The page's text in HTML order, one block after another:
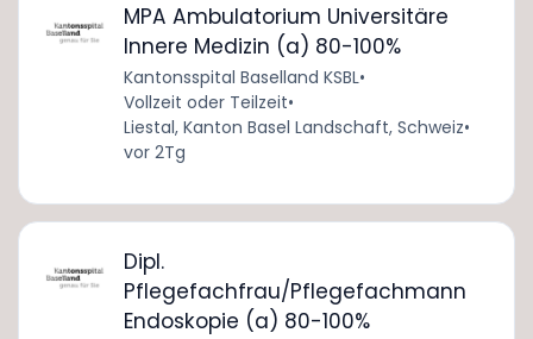
MPA Ambulatorium Universitäre
Innere Medizin (a) 80-100%
Kantonsspital Baselland KSBL•
Vollzeit oder Teilzeit•
Liestal, Kanton Basel Landschaft, Schweiz•
vor 2Tg
Dipl.
Pflegefachfrau/Pflegefachmann
Endoskopie (a) 80-100%